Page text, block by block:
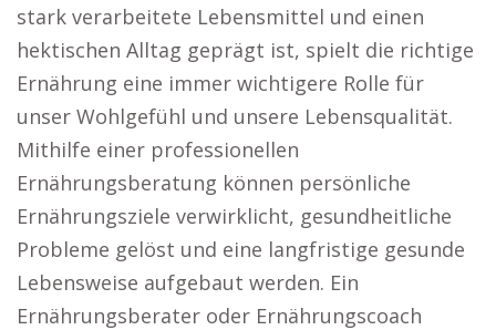
stark verarbeitete Lebensmittel und einen
hektischen Alltag geprägt ist, spielt die richtige
Ernährung eine immer wichtigere Rolle für
unser Wohlgefühl und unsere Lebensqualität.
Mithilfe einer professionellen
Ernährungsberatung können persönliche
Ernährungsziele verwirklicht, gesundheitliche
Probleme gelöst und eine langfristige gesunde
Lebensweise aufgebaut werden. Ein
Ernährungsberater oder Ernährungscoach